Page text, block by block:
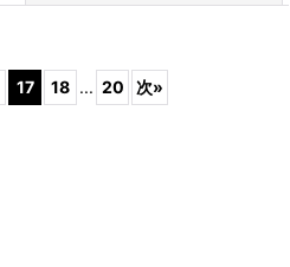
17 18 ... 20 次»